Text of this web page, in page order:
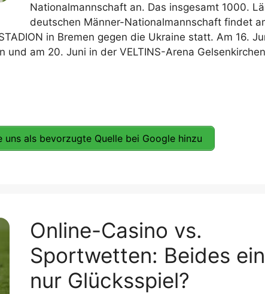
Nationalmannschaft an. Das insgesamt 1000.
deutschen Männer-Nationalmannschaft findet
in Bremen gegen die Ukraine statt. Am 16.
und am 20. Juni in der VELTINS-Arena
uns als bevorzugte Quelle bei Google hinzu
Online-Casino vs.
Sportwetten: Beides
nur Glücksspiel?